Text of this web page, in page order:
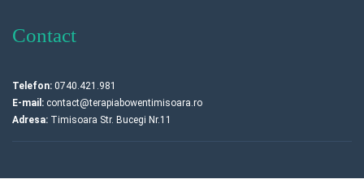
Contact
Telefon: 0740.421.981
E-mail: contact@terapiabowentimisoara.ro
Adresa: Timisoara Str. Bucegi Nr.11